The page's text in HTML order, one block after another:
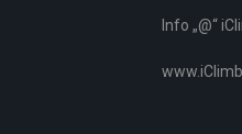
Info „@“